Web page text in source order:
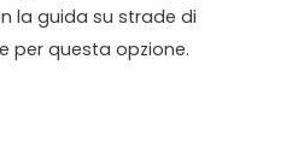
la guida su strade di
per questa opzione.